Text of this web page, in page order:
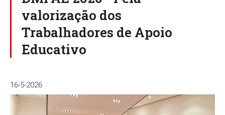
valorização dos
Trabalhadores de Apoio
Educativo
16-5-2026